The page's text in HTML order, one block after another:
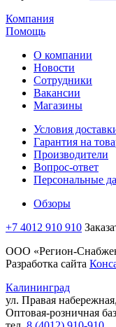
Компания
Помощь
О компании
Новости
Сотрудники
Вакансии
Магазины
Условия
Гарантия на
Производители
Вопрос-ответ
Персональные
Обзоры
+7 4012 910 910
ООО «Регион-
Разработка сайта
Калининград
ул. Правая
Оптовая-розничная